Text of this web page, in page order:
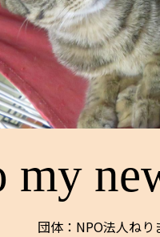
my
団体：NPO法人ねり